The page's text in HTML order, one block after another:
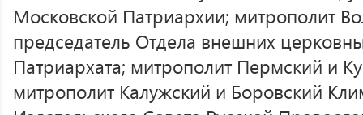
Московской Патриархии; митрополит
председатель Отдела внешних
Патриархата; митрополит Пермский и
митрополит Калужский и Боровский